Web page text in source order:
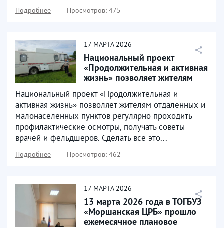
Подробнее Просмотров: 475
17 МАРТА 2026
Национальный проект
«Продолжительная и активная
жизнь» позволяет жителям
малонаселенных...
Национальный проект «Продолжительная и
активная жизнь» позволяет жителям отдаленных и
малонаселенных пунктов регулярно проходить
профилактические осмотры, получать советы
врачей и фельдшеров. Сделать все это...
Подробнее Просмотров: 462
17 МАРТА 2026
13 марта 2026 года в ТОГБУЗ
«Моршанская ЦРБ» прошло
ежемесячное плановое